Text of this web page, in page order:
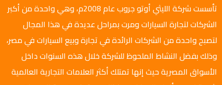
تأسست شركة الليثي أوتو جروب عام 2008م، وهي واحدة من أكبر
الشركات لتجارة السيارات ومرت بمراحل عديدة في هذا المجال
لتصبح واحدة من الشركات الرائدة في تجارة وبيع السيارات في مصر،
وذلك بفضل النشاط الملحوظ للشركة خلال هذه السنوات داخل
الأسواق المصرية حيث إنها تمتلك أكثر العلامات التجارية العالمية